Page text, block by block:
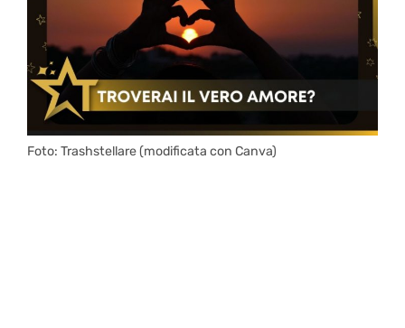
Foto: Trashstellare (modificata con Canva)